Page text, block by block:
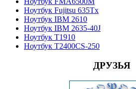
Ноутбук Fujitsu 635Tx
Ноутбук IBM 2610
Ноутбук IBM 2635-40J
Ноутбук T1910
Ноутбук T2400CS-250
ДРУЗЬЯ